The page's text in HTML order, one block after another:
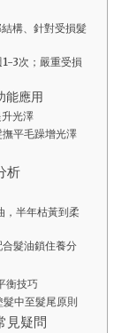
構、針對受損髮
3次；嚴重受損
能應用
光澤
平毛躁增光澤
析
半年枯黃到柔
髮油鎖住養分
衡技巧
中至髮尾原則
見疑問